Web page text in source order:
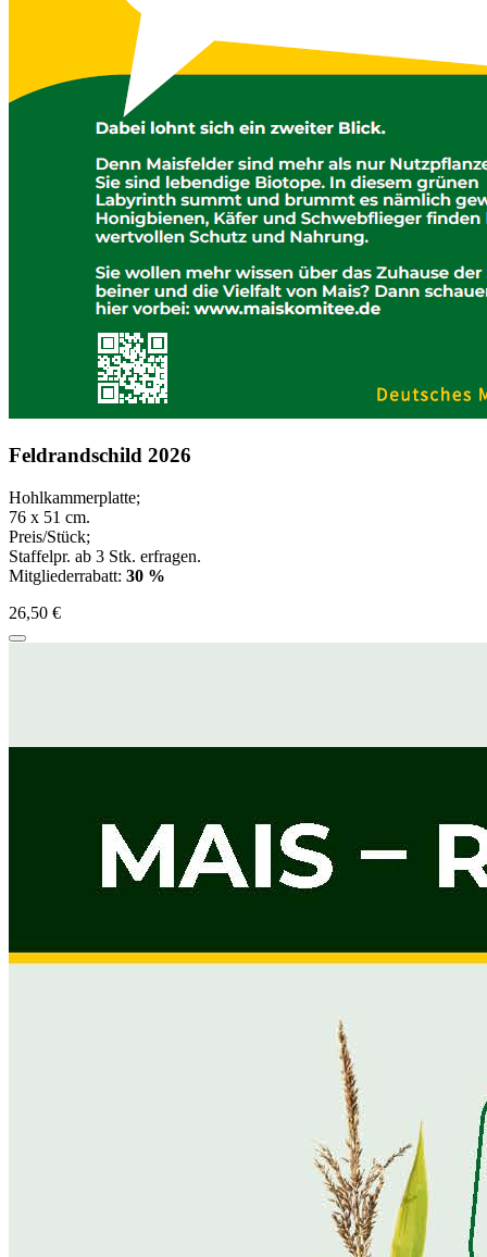
Feldrandschild 2026
Hohlkammerplatte;
76 x 51 cm.
Preis/Stück;
Staffelpr. ab 3 Stk. erfragen.
Mitgliederrabatt: 30 %
26,50 €